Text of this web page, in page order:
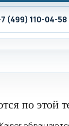
(499) 110-04-58
по этой